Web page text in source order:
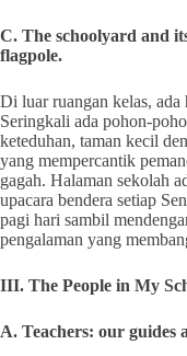
C. The schoolyard and
flagpole.
Di luar ruangan kelas, ada
Seringkali ada pohon-
keteduhan, taman kecil
yang mempercantik
gagah. Halaman sekolah
upacara bendera setiap
pagi hari sambil
pengalaman yang
III. The People in My
A. Teachers: our guides